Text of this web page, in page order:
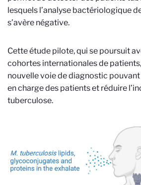
lesquels l’analyse bactériologique
s’avère négative.
Cette étude pilote, qui se poursuit
cohortes internationales de
nouvelle voie de diagnostic
en charge des patients et réduire
tuberculose.